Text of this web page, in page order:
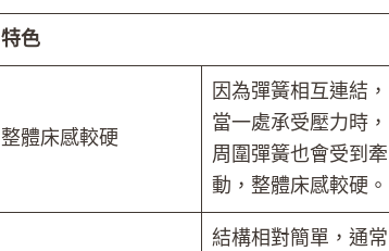
特色
整體床感較硬
因為彈簧相互連結，
當一處承受壓力時，
周圍彈簧也會受到牽
動，整體床感較硬。
結構相對簡單，通常